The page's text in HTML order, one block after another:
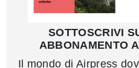
SOTTOSCRIVI
ABBONAMENTO
Il mondo di Airpress